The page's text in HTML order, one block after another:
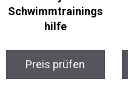
Schwimmtrainings
hilfe
Preis prüfen